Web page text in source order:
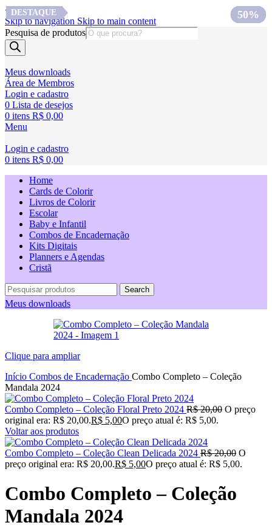
<
Skip to navigation Skip to main content
Pesquisa de produtos
Meus downloads
Área de Membros
Login e cadastro
0 Lista de desejos
0 itens R$ 0,00
Menu
Login e cadastro
0 itens R$ 0,00
Home
Cards de Colorir
Livros de Colorir
Escolar
Baby e Infantil
Combos de Encadernação
Kits Digitais
Planners e Agendas
Cristã
Search
Meus downloads
75%
Clique para ampliar
Início Combos de Encadernação Combo Completo – Coleção
Mandala 2024
Combo Completo – Coleção Floral Preto 2024 R$20,00 O preço
original era: R$ 20,00.R$ 5,00O preço atual é: R$ 5,00.
Voltar aos produtos
Combo Completo – Coleção Clean Delicada 2024 R$20,00 O
preço original era: R$ 20,00.R$ 5,00O preço atual é: R$ 5,00.
Combo Completo – Coleção
Mandala 2024
57%
40%
60%
DESTAQUE 60%
DESTAQUE 75%
DESTAQUE 57%
57%
50%